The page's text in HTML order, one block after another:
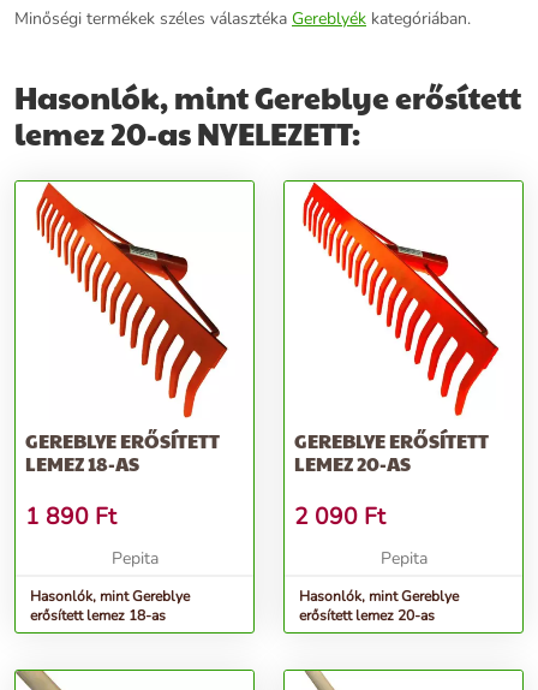
Minőségi termékek széles választéka Gereblyék kategóriában.
Hasonlók, mint Gereblye erősített
lemez 20-as NYELEZETT:
GEREBLYE ERŐSÍTETT
LEMEZ 18-AS
1 890 Ft
Pepita
Hasonlók, mint Gereblye
erősített lemez 18-as
GEREBLYE ERŐSÍTETT
LEMEZ 20-AS
2 090 Ft
Pepita
Hasonlók, mint Gereblye
erősített lemez 20-as